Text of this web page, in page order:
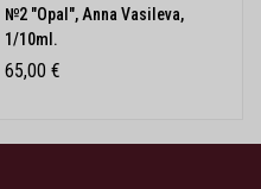
№2 "Opal", Anna Vasileva,
1/10ml.
65,00 €